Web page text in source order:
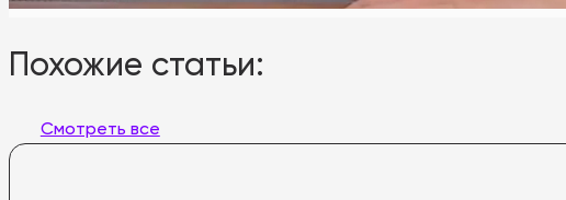
Похожие статьи:
Смотреть все